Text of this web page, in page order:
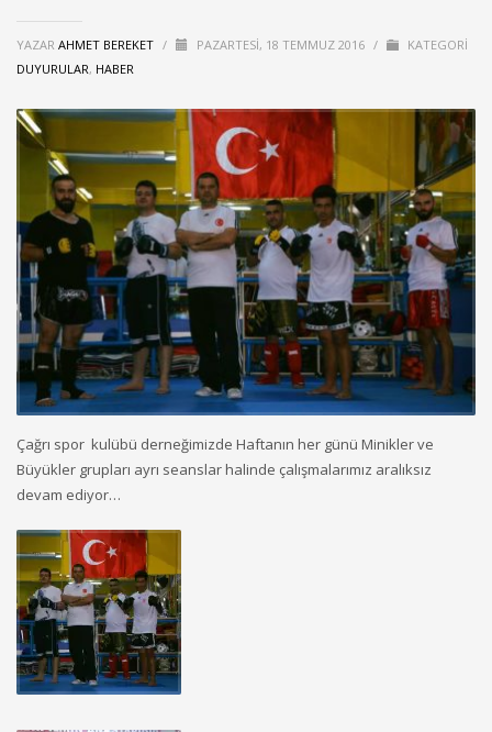
YAZAR AHMET BEREKET / PAZARTESI, 18 TEMMUZ 2016 /
KATEGORI
DUYURULAR, HABER
Çağrı spor kulübü derneğimizde Haftanın her günü Minikler ve
Büyükler grupları ayrı seanslar halinde çalışmalarımız aralıksız
devam ediyor…